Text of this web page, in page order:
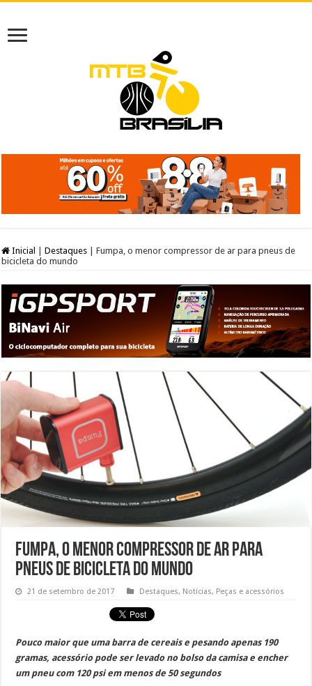
Inicial Destaques
Fumpa, o menor compressor de ar para pneus de
bicicleta do mundo
Fumpa, o menor compressor de ar para
pneus de bicicleta do mundo
21 de setembro de 2017 Destaques, Notícias, Peças e acessórios
Pouco maior que uma barra de cereais e pesando apenas 190
gramas, acessório pode ser levado no bolso da camisa e encher
um pneu com 120 psi em menos de 50 segundos